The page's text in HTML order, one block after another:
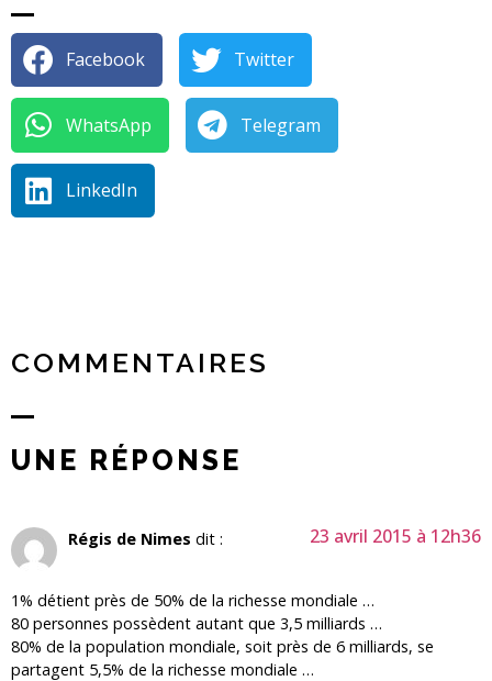
Facebook Twitter
WhatsApp Telegram
LinkedIn
COMMENTAIRES
UNE RÉPONSE
Régis de Nimes dit : 23 avril 2015 à 12h36
1% détient près de 50% de la richesse mondiale …
80 personnes possèdent autant que 3,5 milliards …
80% de la population mondiale, soit près de 6 milliards, se
partagent 5,5% de la richesse mondiale …